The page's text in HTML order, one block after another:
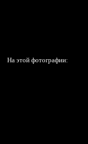
На этой фотографии: